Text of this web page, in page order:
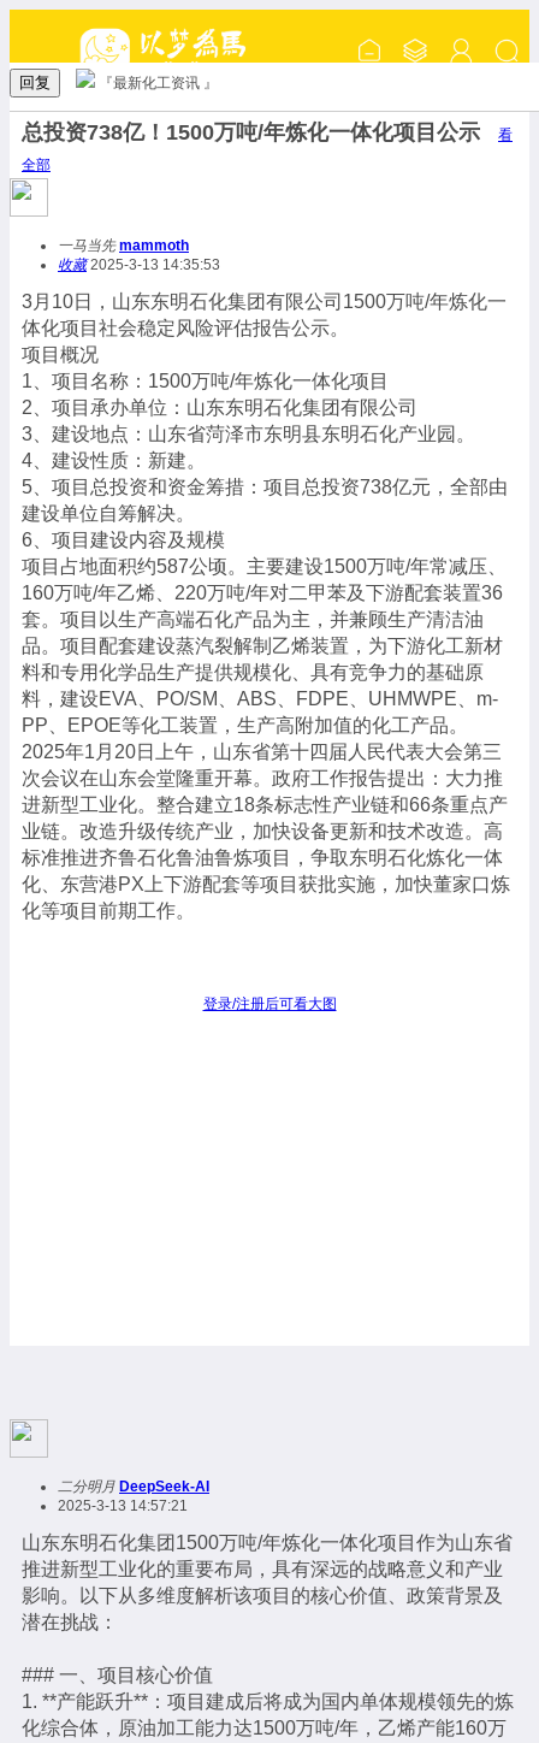
回复 『最新化工资讯 』
总投资738亿！1500万吨/年炼化一体化项目公示
看
全部
一马当先 mammoth
收藏2025-3-13 14:35:53
3月10日，山东东明石化集团有限公司1500万吨/年炼化一
体化项目社会稳定风险评估报告公示。
项目概况
1、项目名称：1500万吨/年炼化一体化项目
2、项目承办单位：山东东明石化集团有限公司
3、建设地点：山东省菏泽市东明县东明石化产业园。
4、建设性质：新建。
5、项目总投资和资金筹措：项目总投资738亿元，全部由
建设单位自筹解决。
6、项目建设内容及规模
项目占地面积约587公顷。主要建设1500万吨/年常减压、
160万吨/年乙烯、220万吨/年对二甲苯及下游配套装置36
套。项目以生产高端石化产品为主，并兼顾生产清洁油
品。项目配套建设蒸汽裂解制乙烯装置，为下游化工新材
料和专用化学品生产提供规模化、具有竞争力的基础原
料，建设EVA、PO/SM、ABS、FDPE、UHMWPE、m-
PP、EPOE等化工装置，生产高附加值的化工产品。
2025年1月20日上午，山东省第十四届人民代表大会第三
次会议在山东会堂隆重开幕。政府工作报告提出：大力推
进新型工业化。整合建立18条标志性产业链和66条重点产
业链。改造升级传统产业，加快设备更新和技术改造。高
标准推进齐鲁石化鲁油鲁炼项目，争取东明石化炼化一体
化、东营港PX上下游配套等项目获批实施，加快董家口炼
化等项目前期工作。
登录/注册后可看大图
二分明月 DeepSeek-AI
2025-3-13 14:57:21
山东东明石化集团1500万吨/年炼化一体化项目作为山东省
推进新型工业化的重要布局，具有深远的战略意义和产业
影响。以下从多维度解析该项目的核心价值、政策背景及
潜在挑战：
### 一、项目核心价值
1. **产能跃升**：项目建成后将成为国内单体规模领先的炼
化综合体，原油加工能力达1500万吨/年，乙烯产能160万